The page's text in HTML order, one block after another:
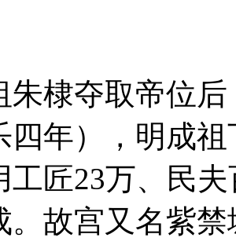
朱棣夺取帝位
四年），明成
工匠23万、民
。故宫又名紫